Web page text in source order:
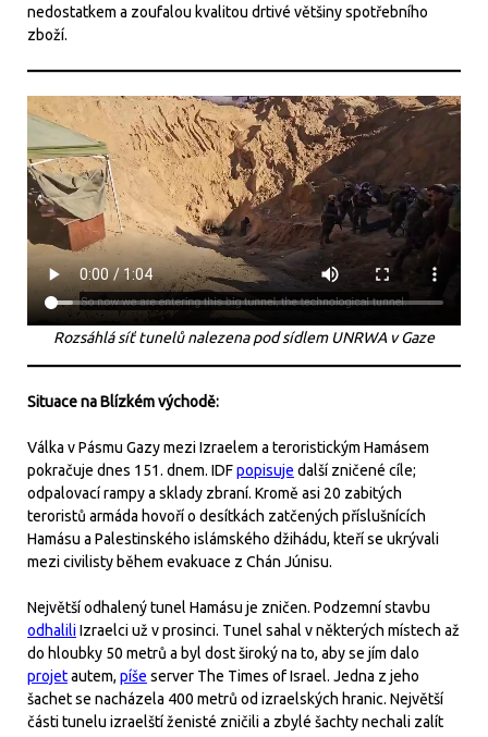
nedostatkem a zoufalou kvalitou drtivé většiny spotřebního
zboží.
Rozsáhlá síť tunelů nalezena pod sídlem UNRWA v Gaze
Situace na Blízkém východě:
Válka v Pásmu Gazy mezi Izraelem a teroristickým Hamásem
pokračuje dnes 151. dnem. IDFpopisuje další zničené cíle;
odpalovací rampy a sklady zbraní. Kromě asi 20 zabitých
teroristů armáda hovoří o desítkách zatčených příslušnících
Hamásu a Palestinského islámského džihádu, kteří se ukrývali
mezi civilisty během evakuace z Chán Júnisu.
Největší odhalený tunel Hamásu je zničen. Podzemní stavbu
odhaliliIzraelci už v prosinci. Tunel sahal v některých místech až
do hloubky 50 metrů a byl dost široký na to, aby se jím dalo
projetautem, píše server The Times of Israel. Jedna z jeho
šachet se nacházela 400 metrů od izraelských hranic. Největší
části tunelu izraelští ženisté zničili a zbylé šachty nechali zalít